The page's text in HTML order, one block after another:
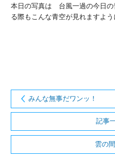
本日の写真は　台風一過の今日
る際もこんな青空が見れますよう
みんな無事だワンッ！
記事
雲の